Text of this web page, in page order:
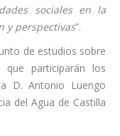
sociales en la
y perspectivas”.
de estudios sobre
participarán los
D. Antonio Luengo
del Agua de Castilla